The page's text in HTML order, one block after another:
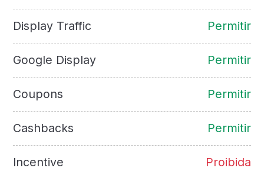
Display Traffic Permitir
Google Display Permitir
Coupons Permitir
Cashbacks Permitir
Incentive Proibida